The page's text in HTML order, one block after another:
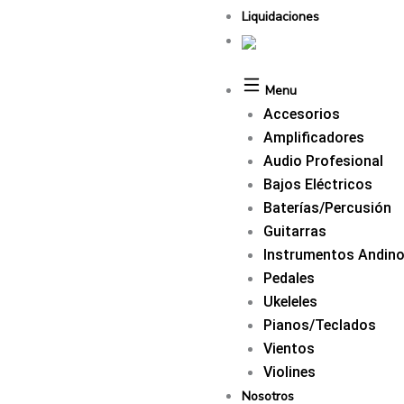
Liquidaciones
Menu
Accesorios
Amplificadores
Audio Profesional
Bajos Eléctricos
Baterías/Percusión
Guitarras
Instrumentos
Pedales
Ukeleles
Pianos/Teclados
Vientos
Violines
Nosotros